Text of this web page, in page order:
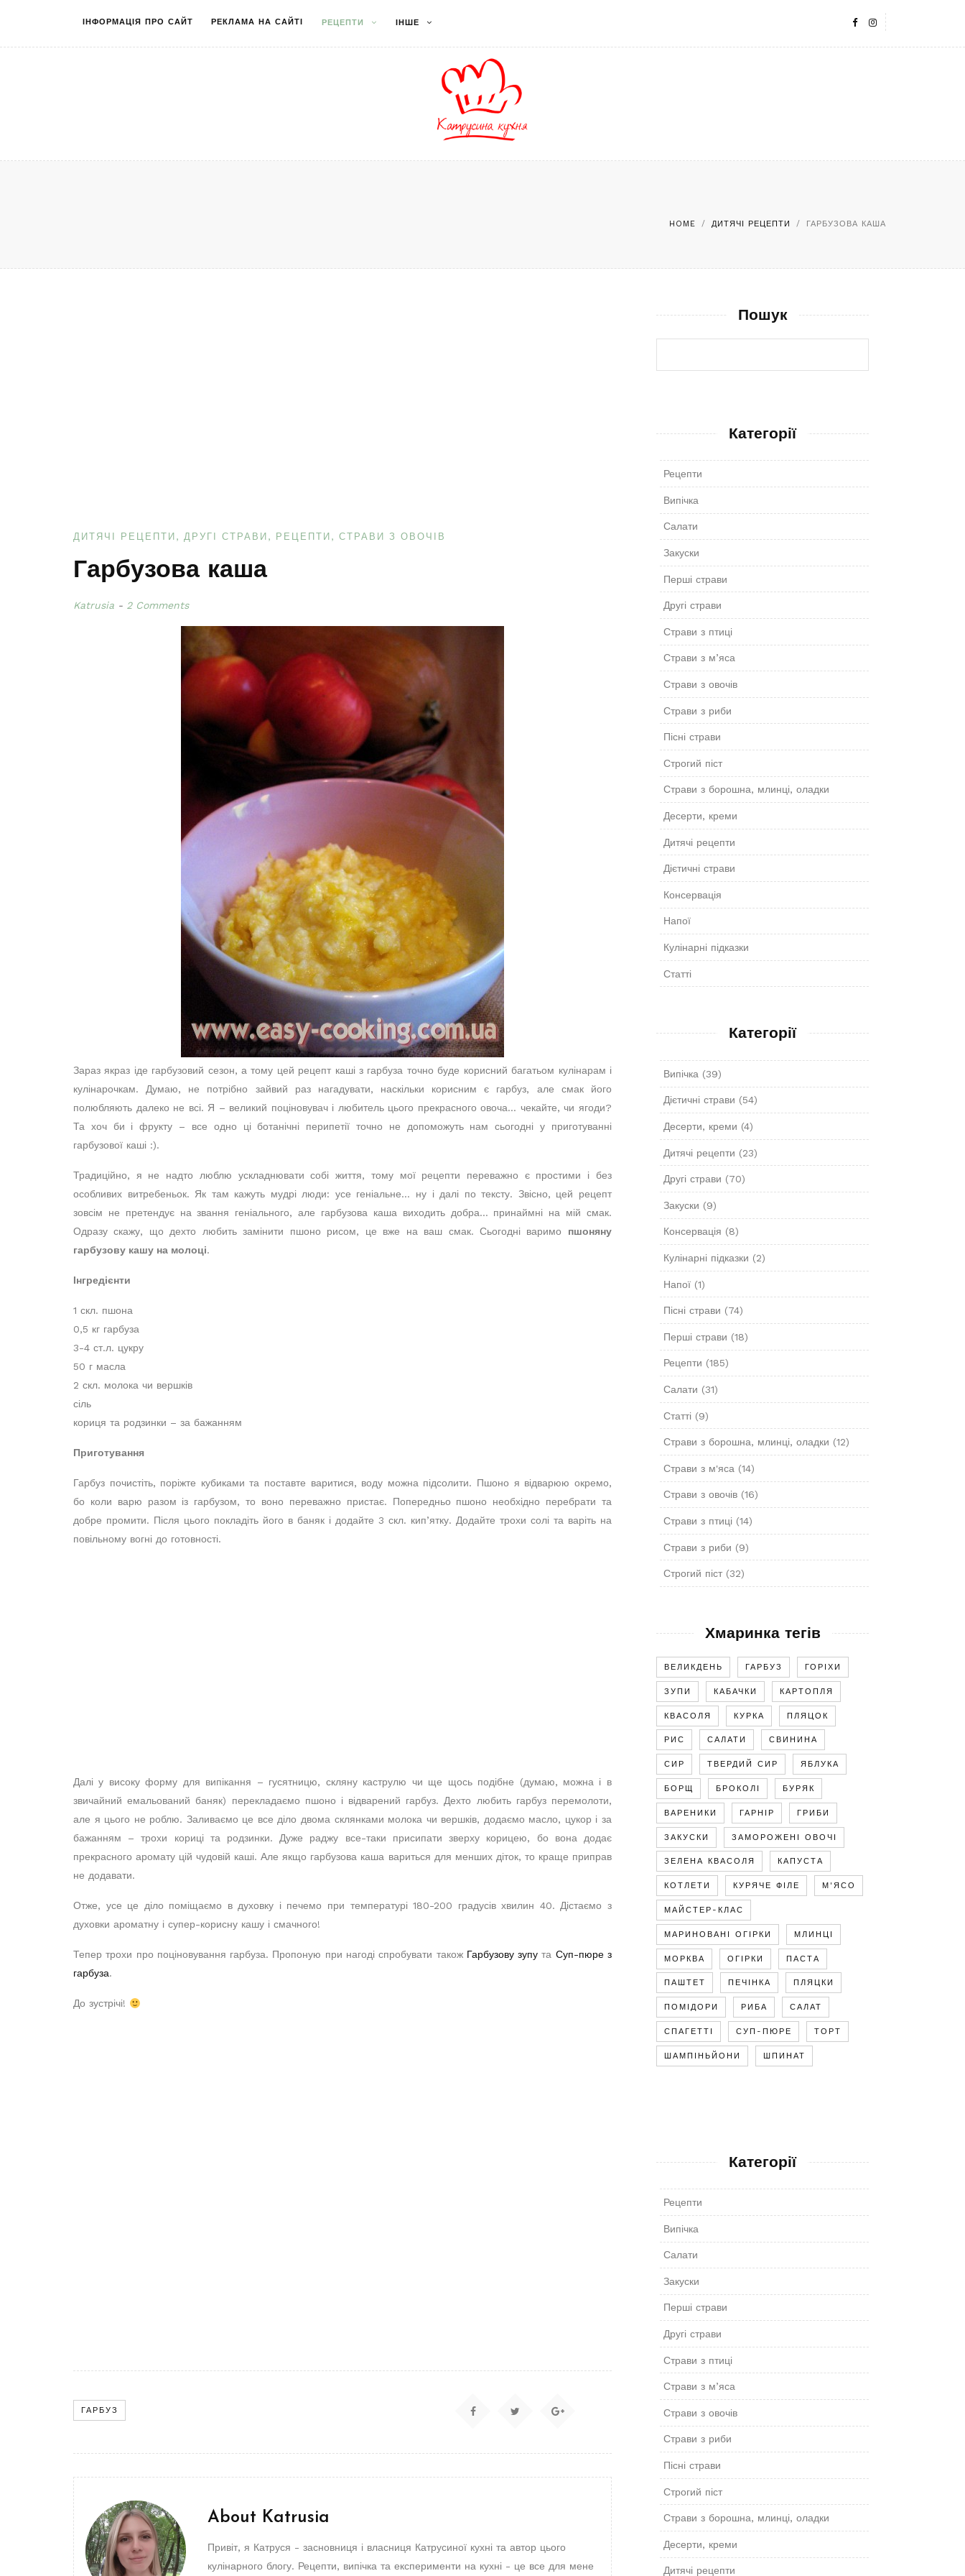
ІНФОРМАЦІЯ ПРО САЙТ РЕКЛАМА НА САЙТІ РЕЦЕПТИ ІНШЕ
HOME / ДИТЯЧІ РЕЦЕПТИ / ГАРБУЗОВА КАША
ДИТЯЧІ РЕЦЕПТИ ДРУГІ СТРАВИ РЕЦЕПТИ СТРАВИ З ОВОЧІВ
Гарбузова каша
Katrusia 2 Comments
Зараз якраз іде гарбузовий сезон, а тому цей рецепт каші з гарбуза точно буде корисний багатьом кулінарам і
кулінарочкам. Думаю, не потрібно зайвий раз нагадувати, наскільки корисним є гарбуз, але смак його
полюбляють далеко не всі. Я – великий поціновувач і любитель цього прекрасного овоча… чекайте, чи ягоди?
Та хоч би і фрукту – все одно ці ботанічні перипетії точно не допоможуть нам сьогодні у приготуванні
гарбузової каші :).
Традиційно, я не надто люблю ускладнювати собі життя, тому мої рецепти переважно є простими і без
особливих витребеньок. Як там кажуть мудрі люди: усе геніальне… ну і далі по тексту. Звісно, цей рецепт
зовсім не претендує на звання геніального, але гарбузова каша виходить добра… принаймні на мій смак.
Одразу скажу, що дехто любить замінити пшоно рисом, це вже на ваш смак. Сьогодні варимо пшоняну
гарбузову кашу на молоці.
Інгредієнти
1 скл. пшона
0,5 кг гарбуза
3-4 ст.л. цукру
50 г масла
2 скл. молока чи вершків
сіль
кориця та родзинки – за бажанням
Приготування
Гарбуз почистіть, поріжте кубиками та поставте варитися, воду можна підсолити. Пшоно я відварюю окремо,
бо коли варю разом із гарбузом, то воно переважно пристає. Попередньо пшоно необхідно перебрати та
добре промити. Після цього покладіть його в баняк і додайте 3 скл. кип’ятку. Додайте трохи солі та варіть на
повільному вогні до готовності.
Далі у високу форму для випікання – гусятницю, скляну каструлю чи ще щось подібне (думаю, можна і в
звичайний емальований баняк) перекладаємо пшоно і відварений гарбуз. Дехто любить гарбуз перемолоти,
але я цього не роблю. Заливаємо це все діло двома склянками молока чи вершків, додаємо масло, цукор і за
бажанням – трохи кориці та родзинки. Дуже раджу все-таки присипати зверху корицею, бо вона додає
прекрасного аромату цій чудовій каші. Але якщо гарбузова каша вариться для менших діток, то краще приправ
не додавати.
Отже, усе це діло поміщаємо в духовку і печемо при температурі 180-200 градусів хвилин 40. Дістаємо з
духовки ароматну і супер-корисну кашу і смачного!
Тепер трохи про поціновування гарбуза. Пропоную при нагоді спробувати також Гарбузову зупу та Суп-пюре з
гарбуза.
До зустрічі!
ГАРБУЗ
About Katrusia
Привіт, я Катруся - засновниця і власниця Катрусиної кухні та автор цього
кулінарного блогу. Рецепти, випічка та експерименти на кухні - це все для мене
Пошук
Категорії
Рецепти
Випічка
Салати
Закуски
Перші страви
Другі страви
Страви з птиці
Страви з м’яса
Страви з овочів
Страви з риби
Пісні страви
Строгий піст
Страви з борошна, млинці, оладки
Десерти, креми
Дитячі рецепти
Дієтичні страви
Консервація
Напої
Кулінарні підказки
Статті
Категорії
Випічка (39)
Дієтичні страви (54)
Десерти, креми (4)
Дитячі рецепти (23)
Другі страви (70)
Закуски (9)
Консервація (8)
Кулінарні підказки (2)
Напої(1)
Пісні страви (74)
Перші страви (18)
Рецепти (185)
Салати (31)
Статті (9)
Страви з борошна, млинці, оладки (12)
Страви з м'яса (14)
Страви з овочів(16)
Страви з птиці (14)
Страви з риби (9)
Строгий піст(32)
Хмаринка тегів
ВЕЛИКДЕНЬ ГАРБУЗ ГОРІХИ
ЗУПИ КАБАЧКИ КАРТОПЛЯ
КВАСОЛЯ КУРКА ПЛЯЦОК
РИС САЛАТИ СВИНИНА
СИР ТВЕРДИЙ СИР ЯБЛУКА
БОРЩ БРОКОЛІ БУРЯК
ВАРЕНИКИ ГАРНІР ГРИБИ
ЗАКУСКИ ЗАМОРОЖЕНІ ОВОЧІ
ЗЕЛЕНА КВАСОЛЯ КАПУСТА
КОТЛЕТИ КУРЯЧЕ ФІЛЕ М'ЯСО
МАЙСТЕР-КЛАС
МАРИНОВАНІ ОГІРКИ МЛИНЦІ
МОРКВА ОГІРКИ ПАСТА
ПАШТЕТ ПЕЧІНКА ПЛЯЦКИ
ПОМІДОРИ РИБА САЛАТ
СПАГЕТТІ СУП-ПЮРЕ ТОРТ
ШАМПІНЬЙОНИ ШПИНАТ
Категорії
Рецепти
Випічка
Салати
Закуски
Перші страви
Другі страви
Страви з птиці
Страви з м’яса
Страви з овочів
Страви з риби
Пісні страви
Строгий піст
Страви з борошна, млинці, оладки
Десерти, креми
Дитячі рецепти